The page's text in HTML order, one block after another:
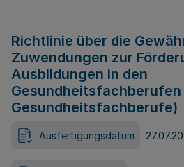
Richtlinie über die
Zuwendungen zur
Ausbildungen in den
Gesundheitsfachberufe)
Ausfertigungsdatum